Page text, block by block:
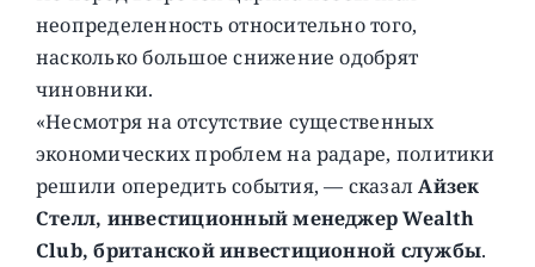
неопределенность относительно того,
насколько большое снижение одобрят
чиновники.
«Несмотря на отсутствие существенных
экономических проблем на радаре, политики
решили опередить события, — сказалАйзек
Стелл, инвестиционный менеджер Wealth
Club, британской инвестиционной службы.